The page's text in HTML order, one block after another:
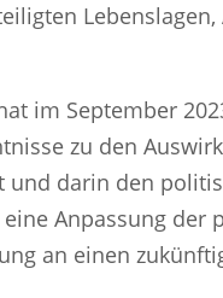
im September
zu den
darin den
Anpassung der
an einen